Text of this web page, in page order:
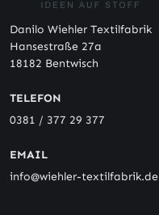
Danilo Wiehler Textilfabrik
Hansestraße 27a
18182 Bentwisch
TELEFON
0381 / 377 29 377
EMAIL
info@wiehler-textilfabrik.de